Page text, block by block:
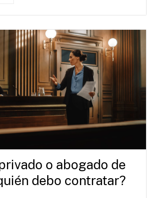
o abogado de
debo contratar?